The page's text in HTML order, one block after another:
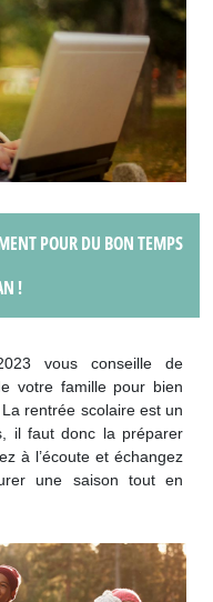
POUR DU BON TEMPS
!
vous conseille de
votre famille pour bien
rentrée scolaire est un
il faut donc la préparer
à l’écoute et échangez
une saison tout en